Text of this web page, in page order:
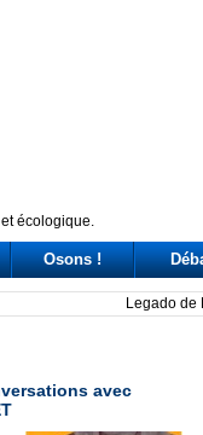
écologique.
Osons !
afirman en Uruguay
avec